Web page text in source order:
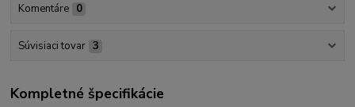
Komentáre 0
Súvisiaci tovar 3
Kompletné špecifikácie